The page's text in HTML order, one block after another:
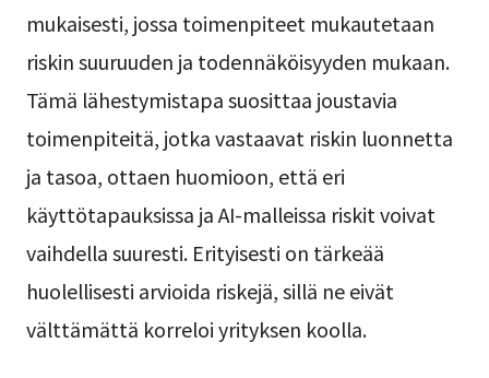
mukaisesti, jossa toimenpiteet mukautetaan
riskin suuruuden ja todennäköisyyden mukaan.
Tämä lähestymistapa suosittaa joustavia
toimenpiteitä, jotka vastaavat riskin luonnetta
ja tasoa, ottaen huomioon, että eri
käyttötapauksissa ja AI-malleissa riskit voivat
vaihdella suuresti. Erityisesti on tärkeää
huolellisesti arvioida riskejä, sillä ne eivät
välttämättä korreloi yrityksen koolla.